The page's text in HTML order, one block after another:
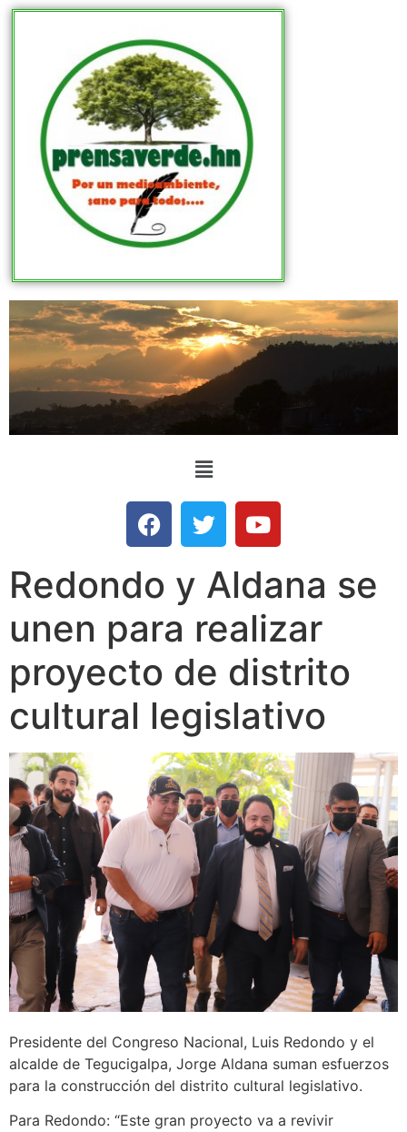
Redondo y Aldana se
unen para realizar
proyecto de distrito
cultural legislativo
Presidente del Congreso Nacional, Luis Redondo y el
alcalde de Tegucigalpa, Jorge Aldana suman esfuerzos
para la construcción del distrito cultural legislativo.
Para Redondo: “Este gran proyecto va a revivir